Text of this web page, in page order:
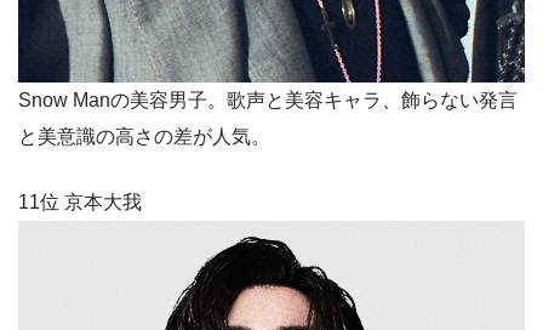
Snow Manの美容男子。歌声と美容キャラ、飾らない発言
と美意識の高さの差が人気。
11位 京本大我